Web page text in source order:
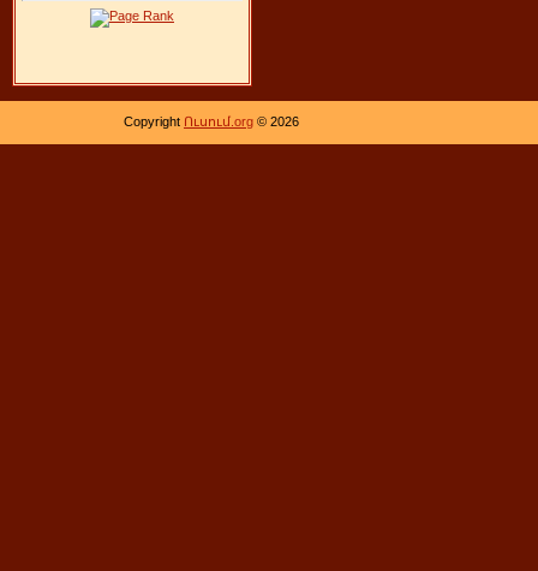
Copyright Ուսում.org © 2026